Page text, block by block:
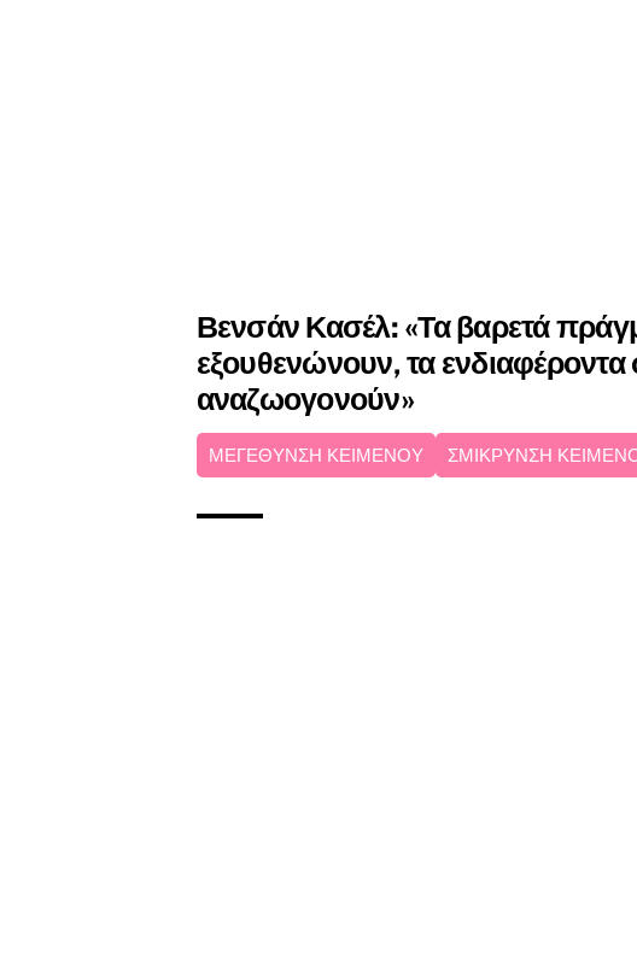
Βενσάν Κασέλ: «Τα βαρετά
εξουθενώνουν, τα ενδιαφέροντα
αναζωογονούν»
ΜΕΓΕΘΥΝΣΗ ΚΕΙΜΕΝΟΥ ΣΜΙΚΡΥΝΣΗ